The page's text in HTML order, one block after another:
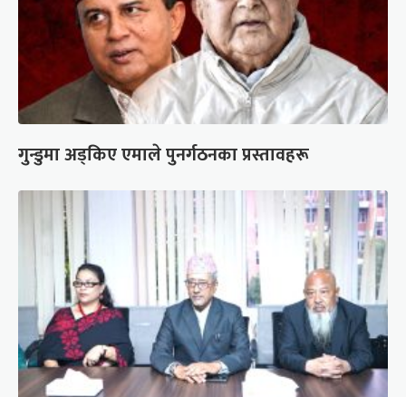
गुन्डुमा अड्किए एमाले पुनर्गठनका प्रस्तावहरू